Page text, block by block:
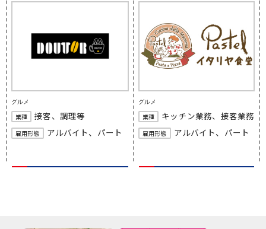
グルメ
業種 接客、調理等
雇用形態 アルバイト、パート
グルメ
業種 キッチン業務、接客業務
雇用形態 アルバイト、パート